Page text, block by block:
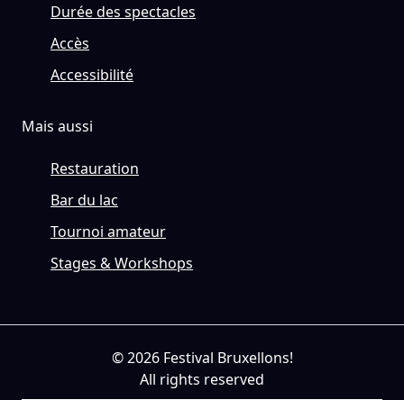
Durée des spectacles
Accès
Accessibilité
Mais aussi
Restauration
Bar du lac
Tournoi amateur
Stages & Workshops
© 2026 Festival Bruxellons!
All rights reserved